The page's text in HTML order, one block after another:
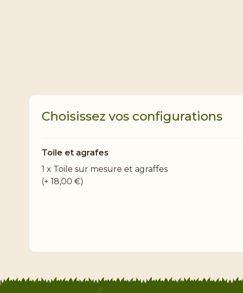
Choisissez vos configurations
Toile et agrafes
1 x Toile sur mesure et agraffes
(+ 18,00 €)